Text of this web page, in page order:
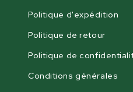
Politique d'expédition
Politique de retour
Politique de
Conditions générales